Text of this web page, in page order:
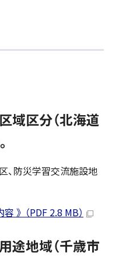
域区分（北海道
、防災学習交流施設地
》 （PDF 2.8 MB）
途地域（千歳市